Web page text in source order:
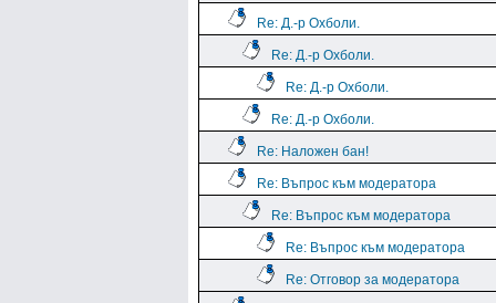
Re: Д.-р Охболи.
Re: Д.-р Охболи.
Re: Д.-р Охболи.
Re: Д.-р Охболи.
Re: Наложен бан!
Re: Въпрос към модератора
Re: Въпрос към модератора
Re: Въпрос към модератора
Re: Отговор за модератора